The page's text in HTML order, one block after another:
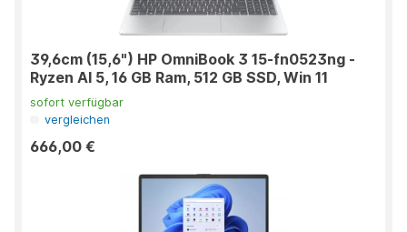
39,6cm (15,6") HP OmniBook 3 15-fn0523ng -
Ryzen AI 5, 16 GB Ram, 512 GB SSD, Win 11
sofort verfügbar
vergleichen
666,00 €